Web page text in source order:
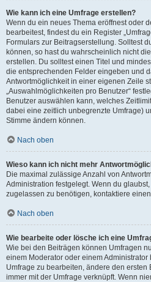
Wie kann ich eine Umfrage erstellen?
Wenn du ein neues Thema eröffnest oder
bearbeitest, findest du ein Register
Formulars zur Beitragserstellung. Solltest
können, so hast du wahrscheinlich nicht
erstellen. Du solltest einen Titel und
die entsprechenden Felder eingeben und
Antwortmöglichkeit in einer eigenen Zeile
„Auswahlmöglichkeiten pro Benutzer“
Benutzer auswählen kann, welches
dabei eine zeitlich unbegrenzte Umfrage)
Stimme ändern können.
Nach oben
Wieso kann ich nicht mehr
Die maximal zulässige Anzahl von
Administration festgelegt. Wenn du
zugelassen zu benötigen, kontaktiere
Nach oben
Wie bearbeite oder lösche ich eine
Wie bei den Beiträgen können Umfragen
einem Moderator oder einem
Umfrage zu bearbeiten, ändere den ersten
immer mit der Umfrage verknüpft. Wenn